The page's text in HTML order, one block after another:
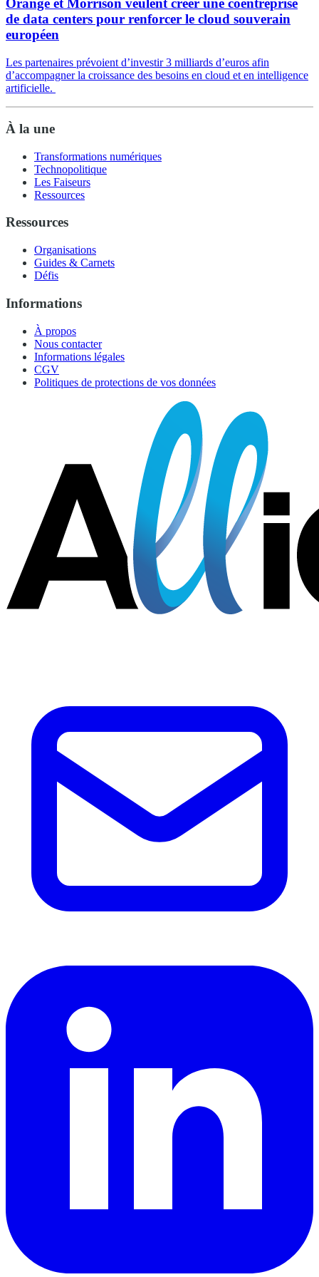
Orange et Morrison veulent créer une coentreprise
de data centers pour renforcer le cloud souverain
européen
Les partenaires prévoient d’investir 3 milliards d’euros afin
d’accompagner la croissance des besoins en cloud et en intelligence
artificielle.
À la une
Transformations numériques
Technopolitique
Les Faiseurs
Ressources
Ressources
Organisations
Guides & Carnets
Défis
Informations
À propos
Nous contacter
Informations légales
CGV
Politiques de protections de vos données